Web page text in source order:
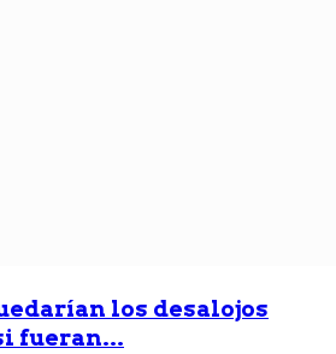
los desalojos
fueran...